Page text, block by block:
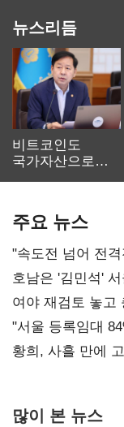
뉴스리듬
비트코인도
국가자산으로…'
주요 뉴스
"속도전 넘어 전
52시간까지 '뇌관'
호남은 '김민석'
'안갯속'
여야 재검토 놓고
오차 당연"
"서울 등록임대
달리해야"
황희, 사흘 만에
많이 본 뉴스